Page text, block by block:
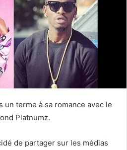
un terme à sa romance avec le
Platnumz.
de partager sur les médias